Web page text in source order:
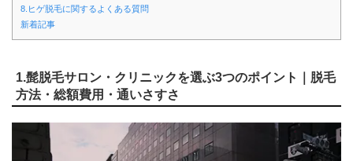
8.ヒゲ脱毛に関するよくある質問
新着記事
1.髭脱毛サロン・クリニックを選ぶ3つのポイント｜脱毛
方法・総額費用・通いさすさ